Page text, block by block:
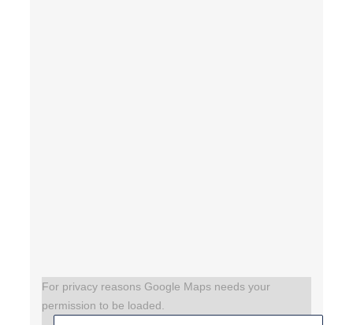
For privacy reasons Google Maps needs your
permission to be loaded.